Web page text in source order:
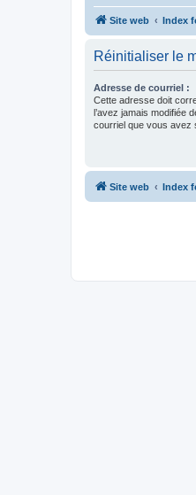
Site web Index
Réinitialiser le
Adresse de courriel :
Cette adresse doit
l’avez jamais modifiée
courriel que vous avez
Site web Index